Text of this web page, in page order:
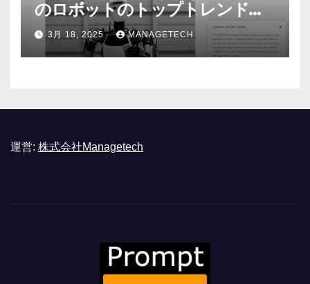
のロボットのトップトレンドに |
ASSEMBLY
3月 18, 2025 MANAGETECH
運営: 株式会社Managetech